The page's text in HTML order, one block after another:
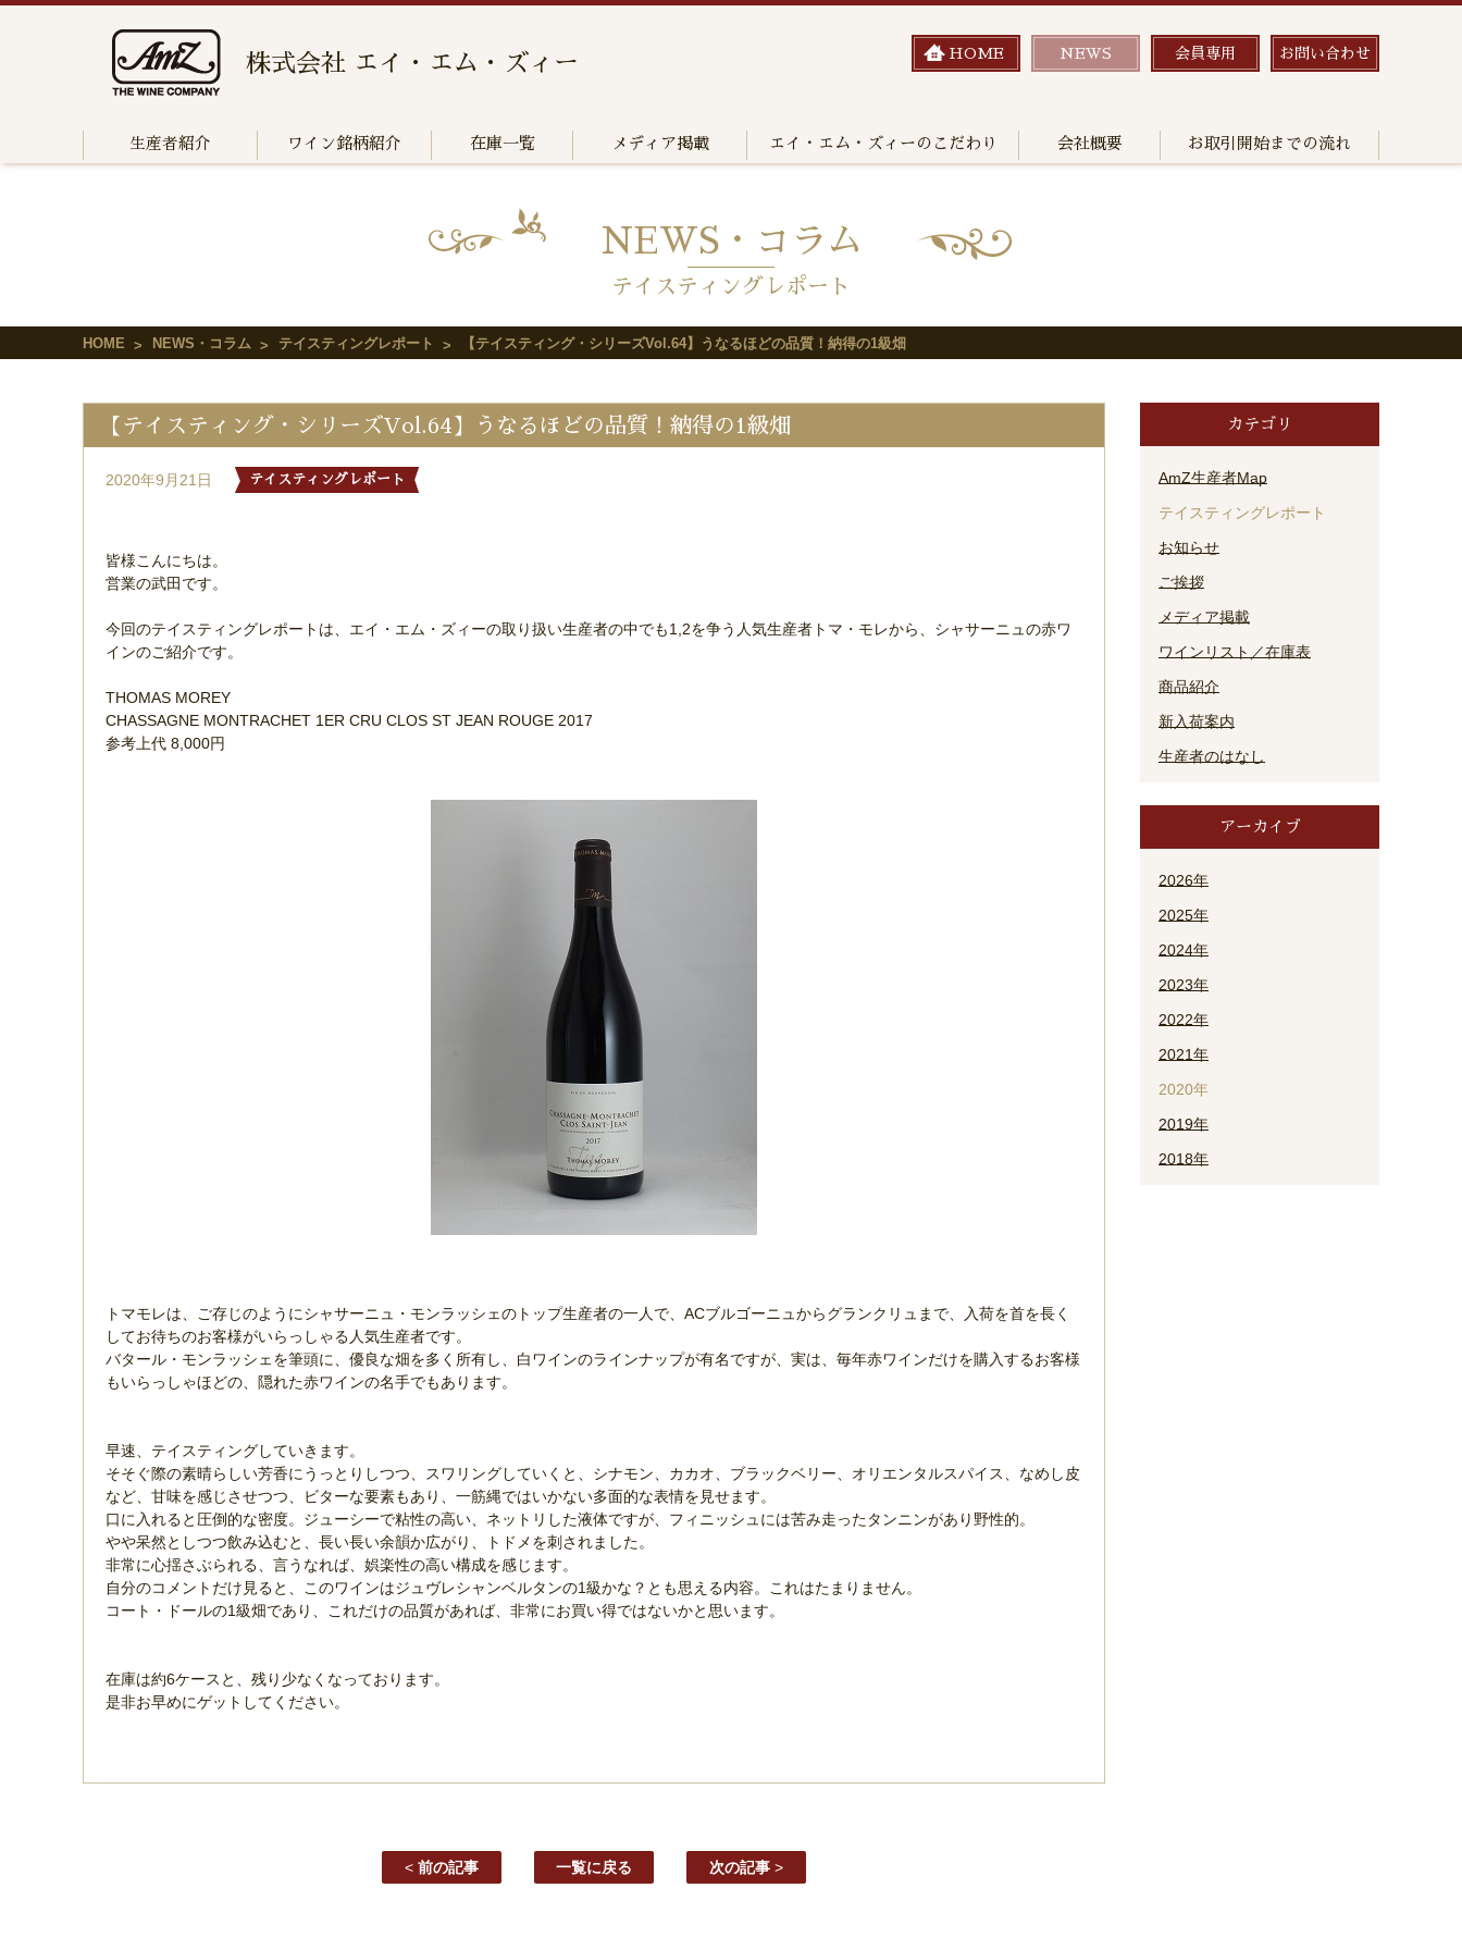
株式会社 エイ・エム・ズィー HOME NEWS 会員専用 お問い合わせ
生産者紹介 ワイン銘柄紹介 在庫一覧 メディア掲載 エイ・エム・ズィーのこだわり 会社概要 お取引開始までの流れ
NEWS・コラム
テイスティングレポート
HOME NEWS・コラム テイスティングレポート 【テイスティング・シリーズVol.64】うなるほどの品質！納得の1級畑
【テイスティング・シリーズVol.64】うなるほどの品質！納得の1級畑
2020年9月21日 テイスティングレポート
皆様こんにちは。
営業の武田です。
今回のテイスティングレポートは、エイ・エム・ズィーの取り扱い生産者の中でも1,2を争う人気生産者トマ・モレから、シャサーニュの赤ワ
インのご紹介です。
THOMAS MOREY
CHASSAGNE MONTRACHET 1ER CRU CLOS ST JEAN ROUGE 2017
参考上代 8,000円
トマモレは、ご存じのようにシャサーニュ・モンラッシェのトップ生産者の一人で、ACブルゴーニュからグランクリュまで、入荷を首を長く
してお待ちのお客様がいらっしゃる人気生産者です。
バタール・モンラッシェを筆頭に、優良な畑を多く所有し、白ワインのラインナップが有名ですが、実は、毎年赤ワインだけを購入するお客様
もいらっしゃほどの、隠れた赤ワインの名手でもあります。
早速、テイスティングしていきます。
そそぐ際の素晴らしい芳香にうっとりしつつ、スワリングしていくと、シナモン、カカオ、ブラックベリー、オリエンタルスパイス、なめし皮
など、甘味を感じさせつつ、ビターな要素もあり、一筋縄ではいかない多面的な表情を見せます。
口に入れると圧倒的な密度。ジューシーで粘性の高い、ネットリした液体ですが、フィニッシュには苦み走ったタンニンがあり野性的。
やや呆然としつつ飲み込むと、長い長い余韻か広がり、トドメを刺されました。
非常に心揺さぶられる、言うなれば、娯楽性の高い構成を感じます。
自分のコメントだけ見ると、このワインはジュヴレシャンベルタンの1級かな？とも思える内容。これはたまりません。
コート・ドールの1級畑であり、これだけの品質があれば、非常にお買い得ではないかと思います。
在庫は約6ケースと、残り少なくなっております。
是非お早めにゲットしてください。
< 前の記事 一覧に戻る 次の記事 >
カテゴリ
AmZ生産者Map
テイスティングレポート
お知らせ
ご挨拶
メディア掲載
ワインリスト／在庫表
商品紹介
新入荷案内
生産者のはなし
アーカイブ
2026年
2025年
2024年
2023年
2022年
2021年
2020年
2019年
2018年